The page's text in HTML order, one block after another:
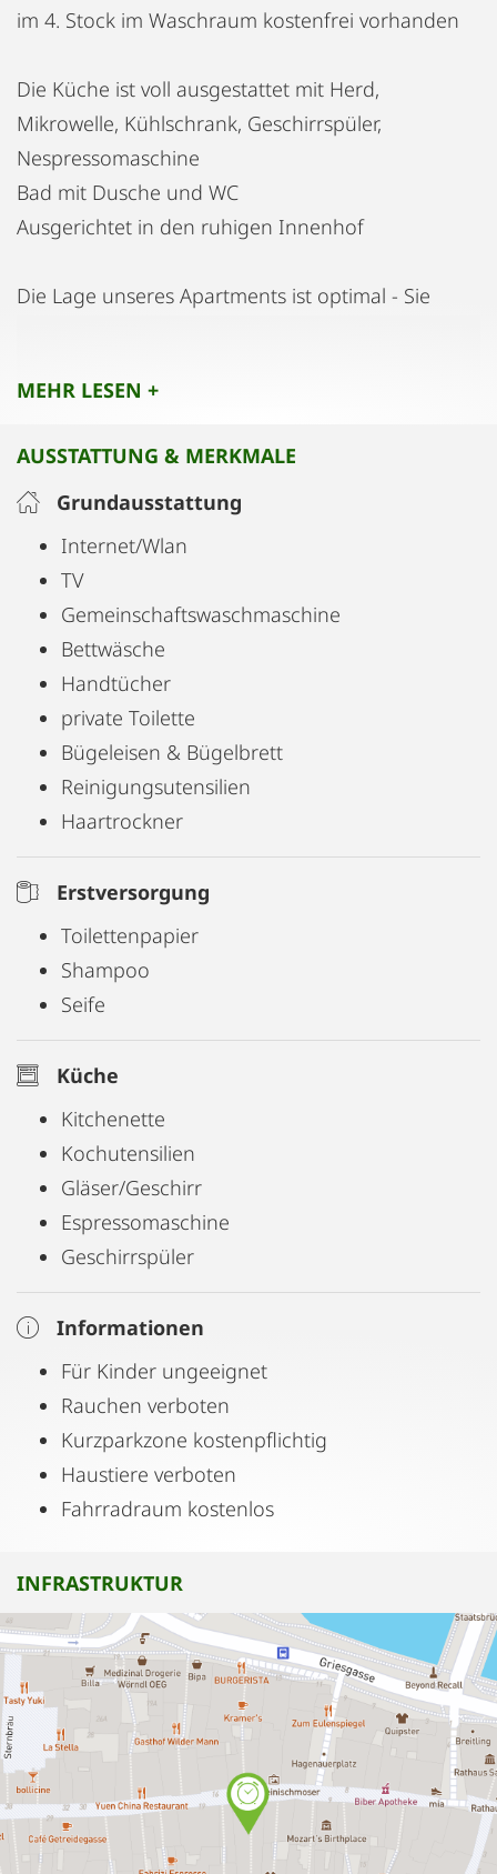
im 4. Stock im Waschraum kostenfrei vorhanden
Die Küche ist voll ausgestattet mit Herd,
Mikrowelle, Kühlschrank, Geschirrspüler,
Nespressomaschine
Bad mit Dusche und WC
Ausgerichtet in den ruhigen Innenhof
Die Lage unseres Apartments ist optimal - Sie
befinden sich in unmittelbarer Umgebung. Das
entfernt, wie auch das Salzburger Festspielhaus in
nur 300m Entfernung.
MEHR LESEN +
AUSSTATTUNG & MERKMALE
Grundausstattung
Internet/Wlan
TV
Gemeinschaftswaschmaschine
Bettwäsche
Handtücher
private Toilette
Bügeleisen & Bügelbrett
Reinigungsutensilien
Haartrockner
Erstversorgung
Toilettenpapier
Shampoo
Seife
Küche
Kitchenette
Kochutensilien
Gläser/Geschirr
Espressomaschine
Geschirrspüler
Informationen
Für Kinder ungeeignet
Rauchen verboten
Kurzparkzone kostenpflichtig
Haustiere verboten
Fahrradraum kostenlos
INFRASTRUKTUR